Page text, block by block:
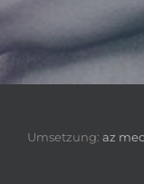
Umsetzung: az